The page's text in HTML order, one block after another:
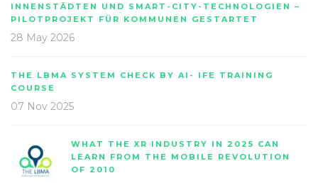
INNENSTÄDTEN UND SMART-CITY-TECHNOLOGIEN –
PILOTPROJEKT FÜR KOMMUNEN GESTARTET
28 May 2026
THE LBMA SYSTEM CHECK BY AI- IFE TRAINING
COURSE
07 Nov 2025
WHAT THE XR INDUSTRY IN 2025 CAN
LEARN FROM THE MOBILE REVOLUTION
OF 2010